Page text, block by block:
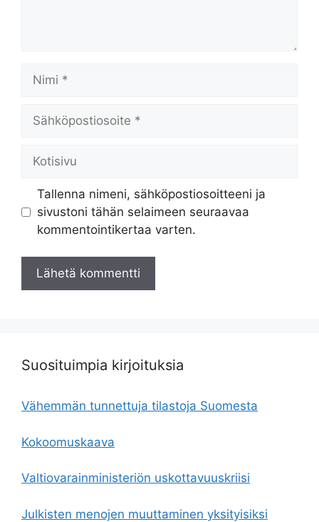
Tallenna nimeni, sähköpostiosoitteeni ja
sivustoni tähän selaimeen seuraavaa
kommentointikertaa varten.
Suosituimpia kirjoituksia
Vähemmän tunnettuja tilastoja Suomesta
Kokoomuskaava
Valtiovarainministeriön uskottavuuskriisi
Julkisten menojen muuttaminen yksityisiksi